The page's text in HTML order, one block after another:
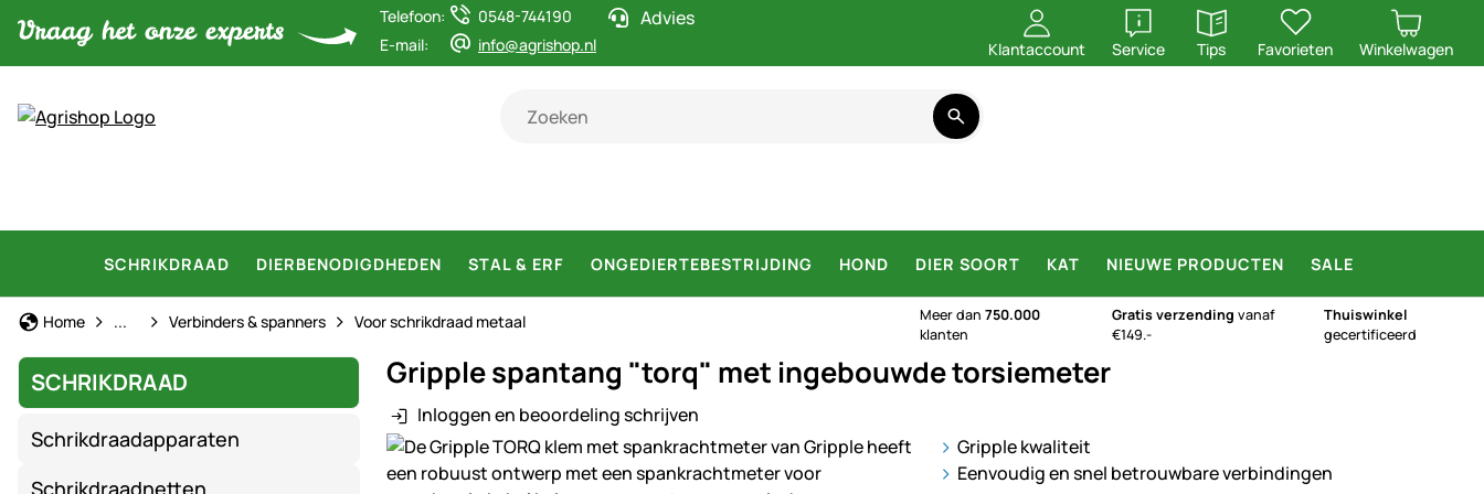
Telefoon:
0548-744190
E-mail:
info@agrishop.nl
Advies
Klantaccount Service
openen
Tips
openen
Favorieten Winkelwagen
SCHRIKDRAAD DIERBENODIGDHEDEN STAL & ERF ONGEDIERTEBESTRIJDING HOND DIER SOORT KAT NIEUWE PRODUCTEN SALE
Home Schrikdraad
... Verbinders & spanners Voor schrikdraad metaal Meer dan750.000
klanten
Gratis verzending vanaf
€149.-
Thuiswinkel
gecertificeerd
SCHRIKDRAAD
Schrikdraadapparaten
Schrikdraadnetten
Gripple spantang "torq" met ingebouwde torsiemeter
Inloggen en beoordeling schrijven
Productgalerij
Gripple kwaliteit
Eenvoudig en snel betrouwbare verbindingen